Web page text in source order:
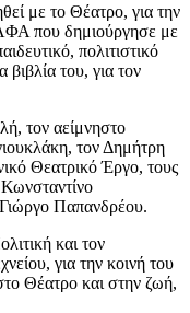
με το Θέατρο, για την
που δημιούργησε με
πολιτιστικό
του, για τον
τον αείμνηστο
τον Δημήτρη
Θεατρικό Έργο, τους
Παπανδρέου.
και τον
για την κοινή του
Θέατρο και στην ζωή,